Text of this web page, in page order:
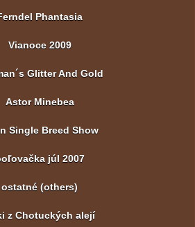
Phantasia
Vianoce 2009
Glitter And Gold
Astor Minebea
Single Breed Show
júl 2007
ostatné (others)
z Chotuckých alejí